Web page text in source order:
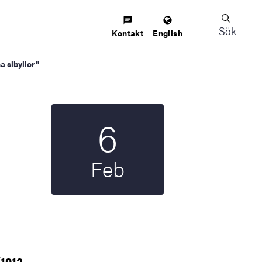
Kontakt English Sök
sibyllor"
6
Feb